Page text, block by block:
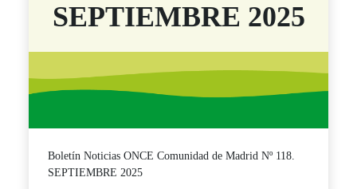
SEPTIEMBRE 2025
Boletín Noticias ONCE Comunidad de Madrid Nº 118.
SEPTIEMBRE 2025